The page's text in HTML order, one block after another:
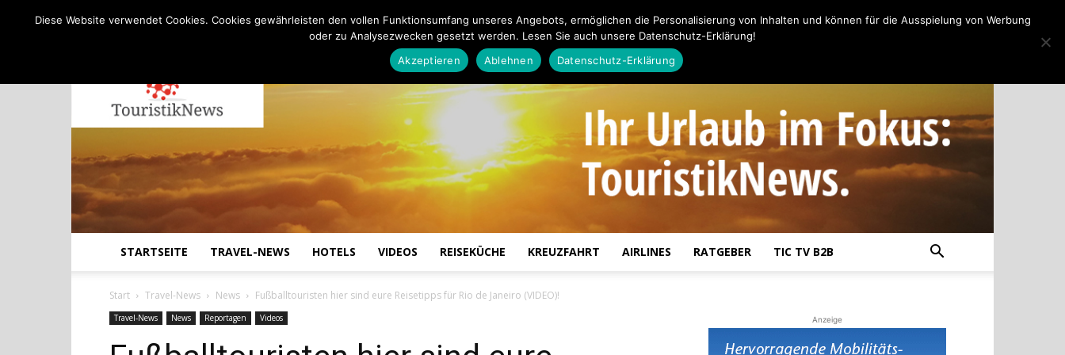
STARTSEITE TRAVEL-NEWS HOTELS VIDEOS REISEKÜCHE KREUZFAHRT AIRLINES RATGEBER TIC TV B2B
Start Travel-News News Fußballtouristen hier sind eure Reisetipps für Rio de Janeiro (VIDEO)!
Travel-News News Reportagen Videos Anzeige
Diese Website verwendet Cookies. Cookies gewährleisten den vollen Funktionsumfang unseres Angebots, ermöglichen die Personalisierung von Inhalten und können für die Ausspielung von Werbung
oder zu Analysezwecken gesetzt werden. Lesen Sie auch unsere Datenschutz-Erklärung!
Akzeptieren
Ablehnen Datenschutz-Erklärung